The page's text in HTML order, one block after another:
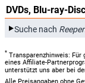
DVDs, Blu-ray-
Suche nach
* Transparenzhinweis: Für
eines Affiliate-
unterstützt uns aber bei